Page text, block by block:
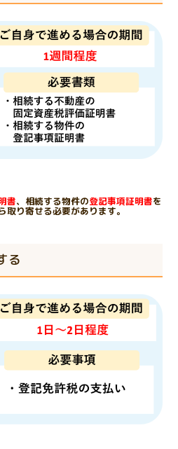
書、相続する物件の登記事項証明書を
り寄せる必要があります。
る